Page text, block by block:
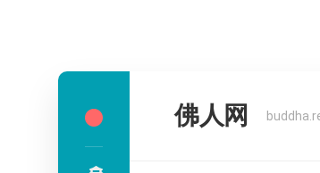
佛人网